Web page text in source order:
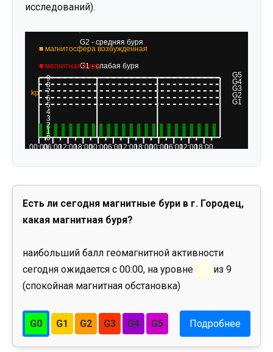
исследований).
Есть ли сегодня магнитные бури в г. Городец,
какая магнитная буря?
наибольший балл геомагнитной активности
сегодня ожидается с 00:00, на уровне
0
из 9
(спокойная магнитная обстановка)
G0 G1 G2 G3 G4 G5 Подробнее